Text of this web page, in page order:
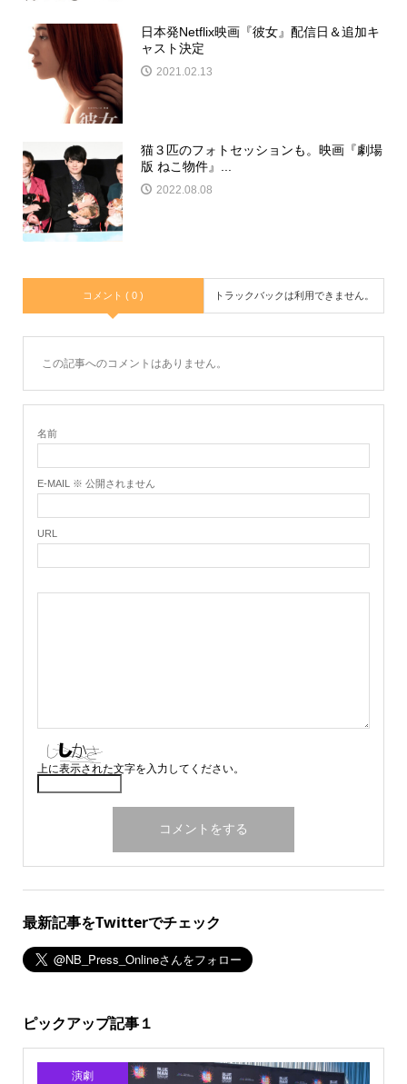
日本発Netflix映画『彼女』配信日＆追加キ
ャスト決定
2021.02.13
猫３匹のフォトセッションも。映画『劇場
版 ねこ物件』...
2022.08.08
コメント ( 0 ) トラックバックは利用できません。
この記事へのコメントはありません。
名前
E-MAIL ※ 公開されません
URL
上に表示された文字を入力してください。
最新記事をTwitterでチェック
ピックアップ記事１
演劇